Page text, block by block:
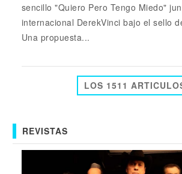
sencillo "Quiero Pero Tengo Miedo"
internacional DerekVinci bajo el sello
Una propuesta...
LOS 1511
REVISTAS